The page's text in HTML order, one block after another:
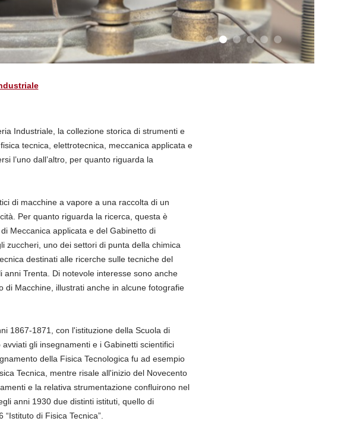
Industriale, la collezione storica di strumenti e
tecnica, elettrotecnica, meccanica applicata e
l’uno dall’altro, per quanto riguarda la
di macchine a vapore a una raccolta di un
Per quanto riguarda la ricerca, questa è
Meccanica applicata e del Gabinetto di
zuccheri, uno dei settori di punta della chimica
destinati alle ricerche sulle tecniche del
anni Trenta. Di notevole interesse sono anche
di Macchine, illustrati anche in alcune fotografie
1867-1871, con l'istituzione della Scuola di
gli insegnamenti e i Gabinetti scientifici
della Fisica Tecnologica fu ad esempio
Tecnica, mentre risale all'inizio del Novecento
e la relativa strumentazione confluirono nel
anni 1930 due distinti istituti, quello di
di Fisica Tecnica”.